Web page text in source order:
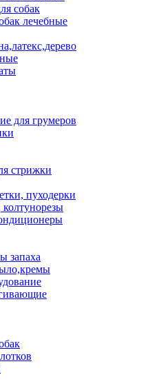
собак
лечебные
для грумеров
стрижки
пуходерки
запаха